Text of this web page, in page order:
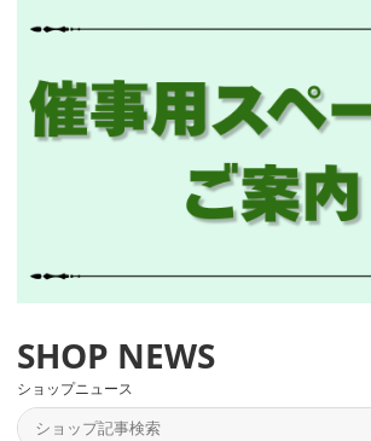
ショップニュース